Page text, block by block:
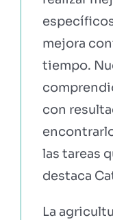
mejora
tiempo.
con
las tareas
destaca
La